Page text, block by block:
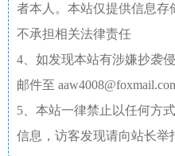
者本人。本站仅提供信息存
不承担相关法律责任
4、如发现本站有涉嫌抄袭
邮件至
5、本站一律禁止以任何方
信息，访客发现请向站长举